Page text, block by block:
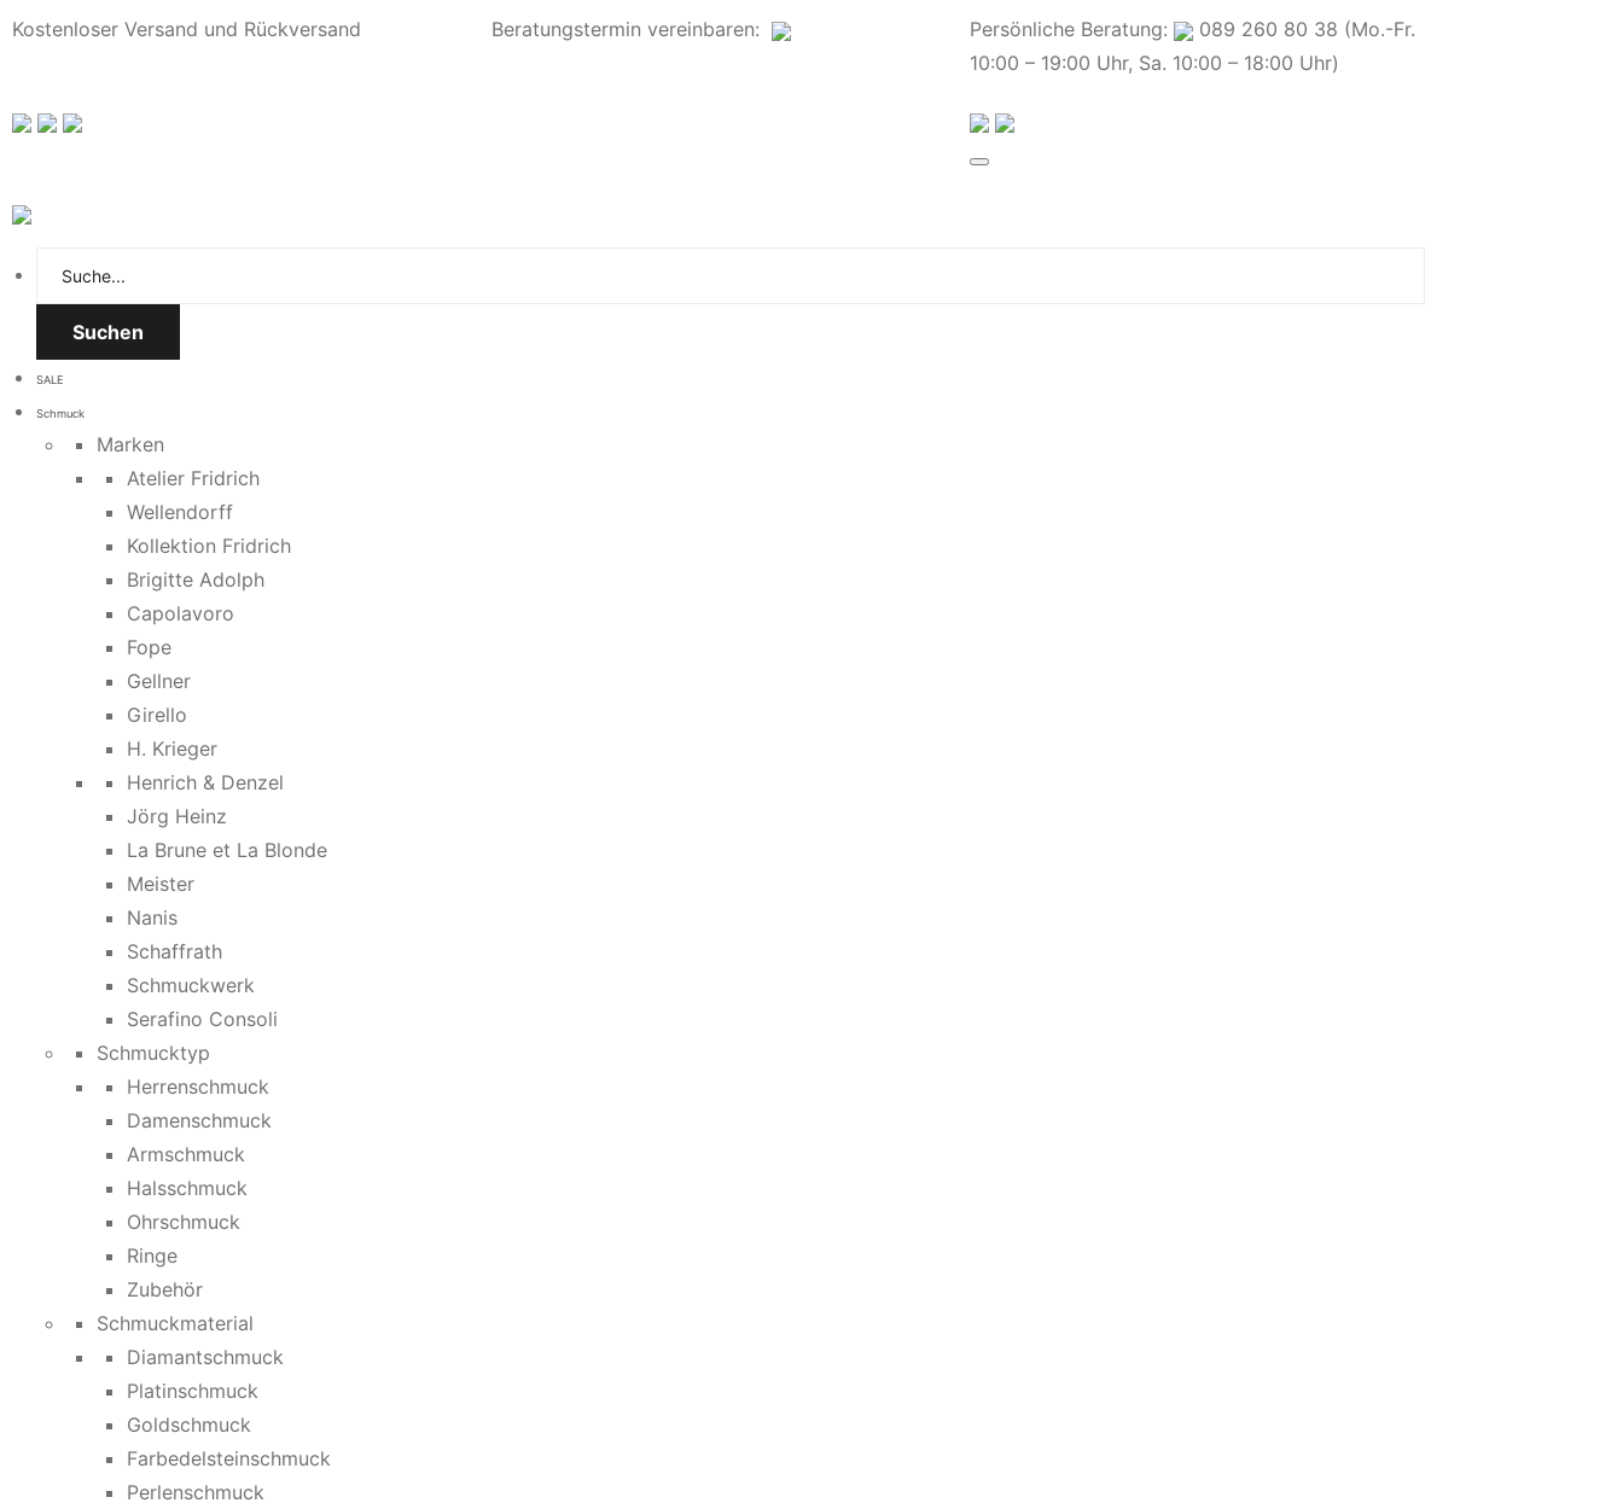
Kostenloser Versand und Rückversand Beratungstermin vereinbaren: Persönliche Beratung:
089 260 80 38 (Mo.-Fr.
10:00 – 19:00 Uhr, Sa. 10:00 – 18:00 Uhr)
Suchen
SALE
Schmuck
Marken
Atelier Fridrich
Wellendorff
Kollektion Fridrich
Brigitte Adolph
Capolavoro
Fope
Gellner
Girello
H. Krieger
Henrich & Denzel
Jörg Heinz
La Brune et La Blonde
Meister
Nanis
Schaffrath
Schmuckwerk
Serafino Consoli
Schmucktyp
Herrenschmuck
Damenschmuck
Armschmuck
Halsschmuck
Ohrschmuck
Ringe
Zubehör
Schmuckmaterial
Diamantschmuck
Platinschmuck
Goldschmuck
Farbedelsteinschmuck
Perlenschmuck